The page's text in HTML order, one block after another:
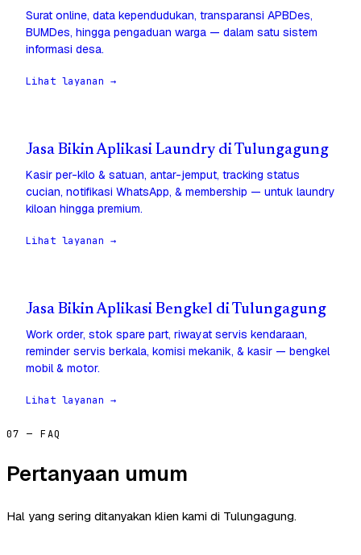
Surat online, data kependudukan, transparansi APBDes,
BUMDes, hingga pengaduan warga — dalam satu sistem
informasi desa.
Lihat layanan →
Jasa Bikin Aplikasi Laundry di Tulungagung
Kasir per-kilo & satuan, antar-jemput, tracking status
cucian, notifikasi WhatsApp, & membership — untuk laundry
kiloan hingga premium.
Lihat layanan →
Jasa Bikin Aplikasi Bengkel di Tulungagung
Work order, stok spare part, riwayat servis kendaraan,
reminder servis berkala, komisi mekanik, & kasir — bengkel
mobil & motor.
Lihat layanan →
07 — FAQ
Pertanyaan umum
Hal yang sering ditanyakan klien kami di Tulungagung.